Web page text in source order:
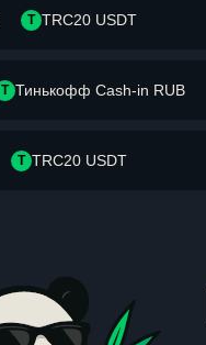
T TRC20 USDT
Т Тинькофф Cash-in RUB
T TRC20 USDT